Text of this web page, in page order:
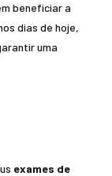
beneficiar a
dias de hoje,
uma
exames de